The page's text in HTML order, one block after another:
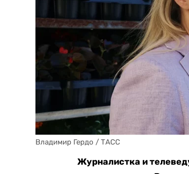
Владимир Гердо / ТАСС
Журналистка и